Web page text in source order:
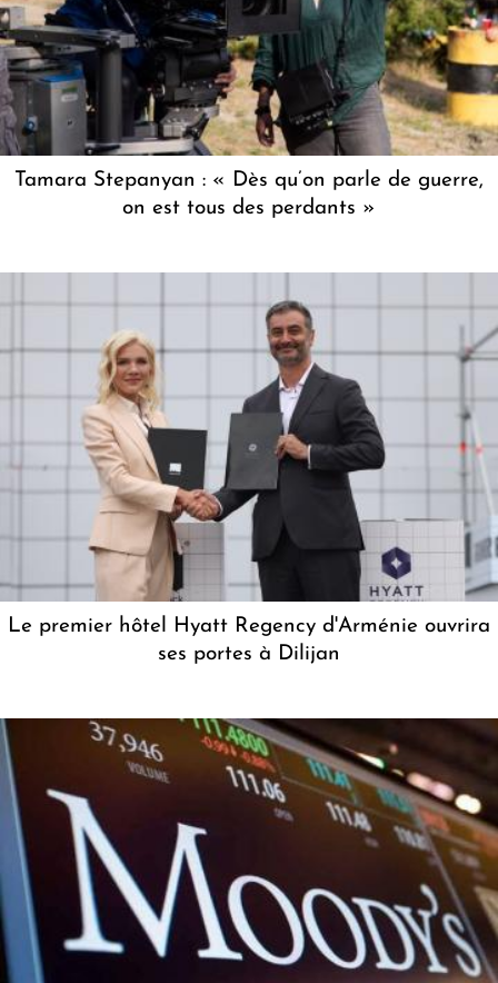
Tamara Stepanyan : « Dès qu’on parle de guerre,
on est tous des perdants »
Le premier hôtel Hyatt Regency d'Arménie ouvrira
ses portes à Dilijan